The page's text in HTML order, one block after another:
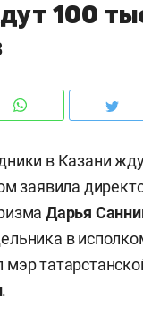
100
в Казани
заявила
Дарья
в
мэр
.